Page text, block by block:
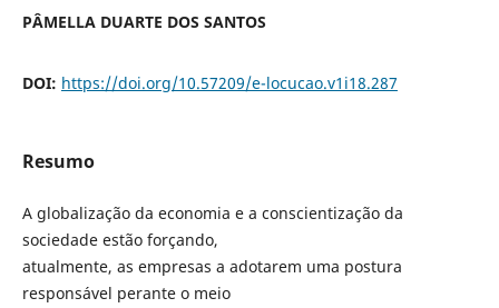
PÂMELLA DUARTE DOS SANTOS
DOI: https://doi.org/10.57209/e-locucao.v1i18.287
Resumo
A globalização da economia e a conscientização da
sociedade estão forçando,
atualmente, as empresas a adotarem uma postura
responsável perante o meio